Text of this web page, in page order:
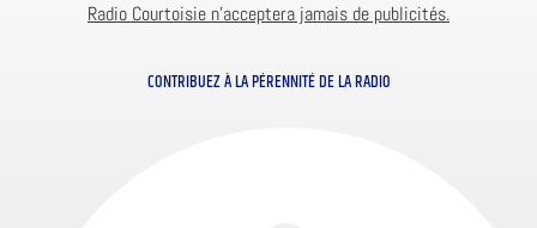
Radio Courtoisie n’acceptera jamais de publicités.
CONTRIBUEZ À LA PÉRENNITÉ DE LA RADIO